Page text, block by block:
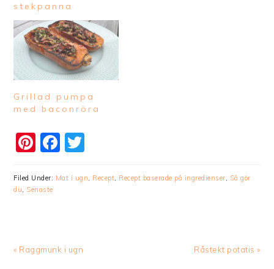
stekpanna
Grillad pumpa
med baconröra
Pinterest
Facebook
Filed Under: Mat i ugn, Recept, Recept baserade på ingredienser, Så gör
du, Senaste
Previous
« Raggmunk i ugn
Next
Råstekt potatis »